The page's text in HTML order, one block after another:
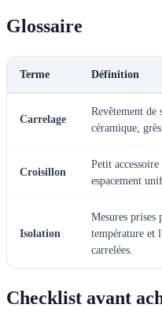
Glossaire
Terme Définition
Carrelage
Revêtement de
céramique,
Croisillon
Petit
espacement
Isolation
Mesures prises
température et
carrelées.
Checklist avant